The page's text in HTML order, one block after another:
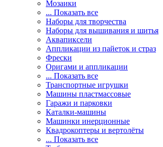
Мозаики
... Показать все
Наборы для творчества
Наборы для вышивания и шитья
Аквапиксели
Аппликации из пайеток и страз
Фрески
Оригами и аппликации
... Показать все
Транспортные игрушки
Машины пластмассовые
Гаражи и парковки
Каталки-машины
Машинки инерционные
Квадрокоптеры и вертолёты
... Показать все